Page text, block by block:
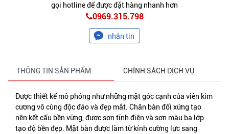
gọi hotline để được đặt hàng nhanh hơn
0969.315.798
nhắn tin
THÔNG TIN SẢN PHẨM CHÍNH SÁCH DỊCH VỤ
Được thiết kế mô phỏng như những mặt góc cạnh của viên kim
cương vô cùng độc đáo và đẹp mắt. Chân bàn đối xứng tạo
nên kết cấu bền vững, được sơn tĩnh điện và sơn màu ba lớp
tạo độ bền đẹp. Mặt bàn được làm từ kính cường lực sang